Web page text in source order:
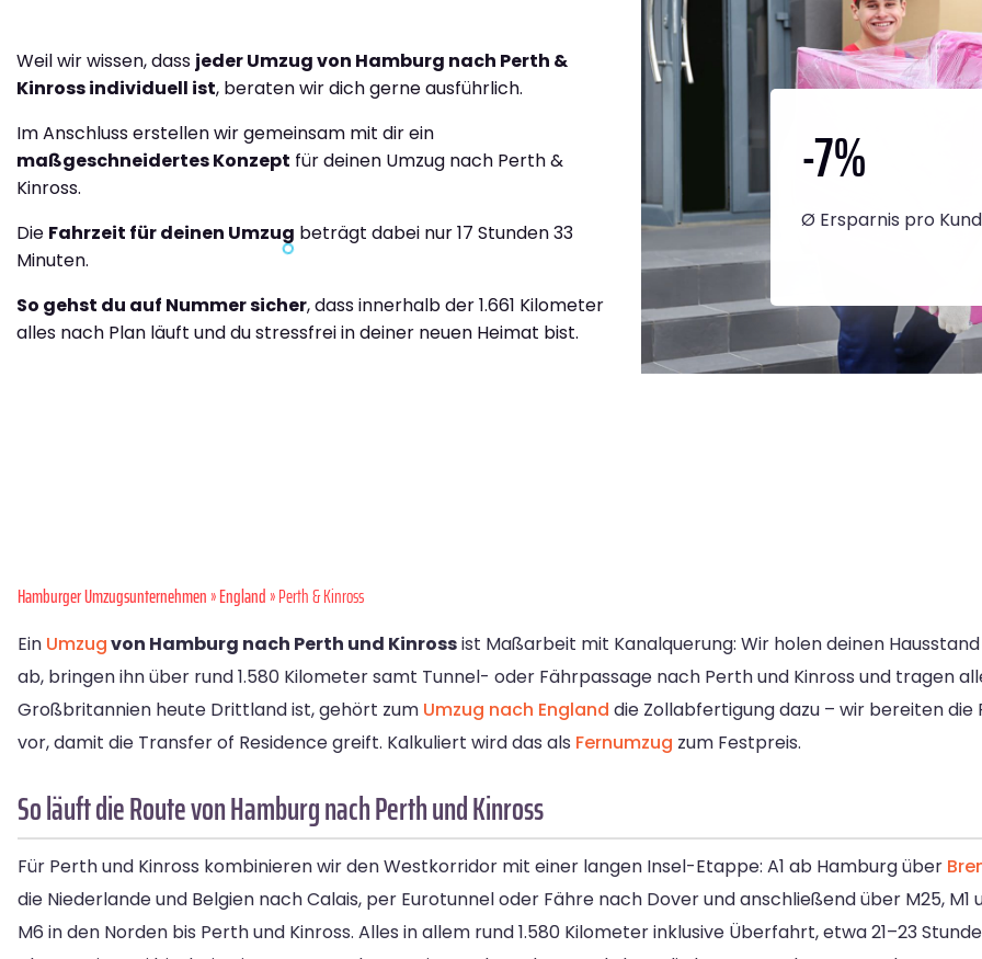
Weil wir wissen, dass jeder Umzug von Hamburg nach Perth &
Kinross individuell ist, beraten wir dich gerne ausführlich.
Im Anschluss erstellen wir gemeinsam mit dir ein
maßgeschneidertes Konzept für deinen Umzug nach Perth &
Kinross.
Die Fahrzeit für deinen Umzug beträgt dabei nur 17 Stunden 33
Minuten.
So gehst du auf Nummer sicher, dass innerhalb der 1.661 Kilometer
alles nach Plan läuft und du stressfrei in deiner neuen Heimat bist.
-7%
Ø Ersparnis pro
Hamburger Umzugsunternehmen»England» Perth & Kinross
Ein Umzugvon Hamburg nach Perth und Kinrossist Maßarbeit mit Kanalquerung: Wir holen deinen
ab, bringen ihn über rund 1.580 Kilometer samt Tunnel- oder Fährpassage nach Perth und Kinross und tragen
Großbritannien heute Drittland ist, gehört zum Umzug nach England die Zollabfertigung dazu – wir bereiten
vor, damit die Transfer of Residence greift. Kalkuliert wird das als Fernumzug zum Festpreis.
So läuft die Route von Hamburg nach Perth und Kinross
Für Perth und Kinross kombinieren wir den Westkorridor mit einer langen Insel-Etappe: A1 ab Hamburg über
die Niederlande und Belgien nach Calais, per Eurotunnel oder Fähre nach Dover und anschließend über M25, M1
M6 in den Norden bis Perth und Kinross. Alles in allem rund 1.580 Kilometer inklusive Überfahrt, etwa 21–23